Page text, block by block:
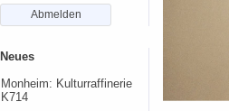
Abmelden
Neues
Monheim: Kulturraffinerie
K714